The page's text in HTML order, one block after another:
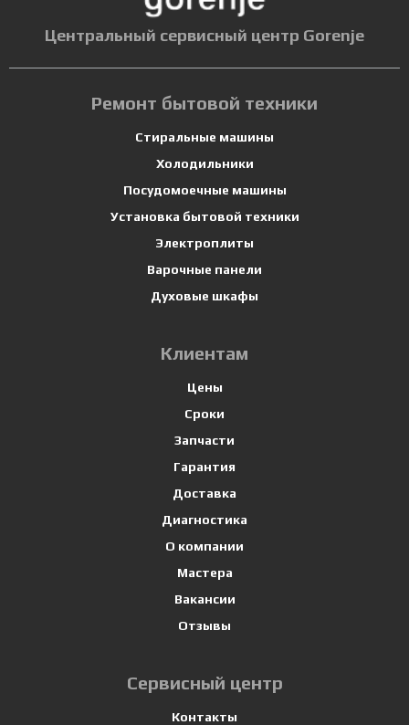
Центральный сервисный центр Gorenje
Ремонт бытовой техники
Стиральные машины
Холодильники
Посудомоечные машины
Установка бытовой техники
Электроплиты
Варочные панели
Духовые шкафы
Клиентам
Цены
Сроки
Запчасти
Гарантия
Доставка
Диагностика
О компании
Мастера
Вакансии
Отзывы
Сервисный центр
Контакты